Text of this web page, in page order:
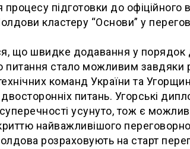
процесу підготовки до офіційного
кластеру “Основи” у
що швидке додавання у порядок
питання стало можливим завдяки
команд України та
питань. Угорські
усунуто, тож є
найважливішого
розраховують на старт